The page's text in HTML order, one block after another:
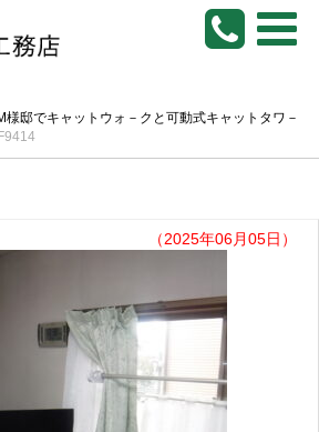
様邸でキャットウォ－クと可動式キャットタワ－
（2025年06月05日）